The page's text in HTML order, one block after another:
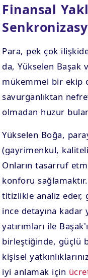
Finansal
Para, pek çok
da, Yükselen Başak
mükemmel bir ekip
savurganlıktan
olmadan huzur
Yükselen Boğa,
(gayrimenkul,
Onların tasarruf
konforu
titizlikle analiz eder,
ince detayına kadar
yatırımları ile
birleştiğinde, güçlü
kişisel
iyi anlamak için